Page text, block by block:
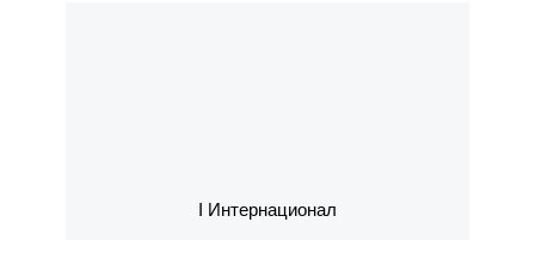
I Интернационал